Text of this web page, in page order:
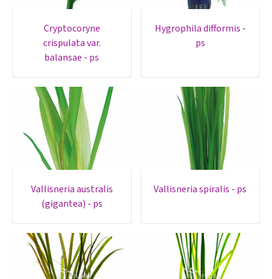
cryptocoryne
crispulata var.
balansae - ps
hygrophila difformis -
ps
vallisneria australis
(gigantea) - ps
vallisneria spiralis - ps